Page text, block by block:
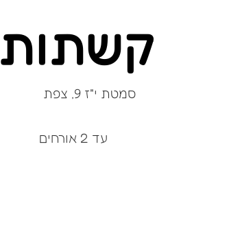
קשתות 7
סמטת י"ז 9, צפת
עד 2 אורחים